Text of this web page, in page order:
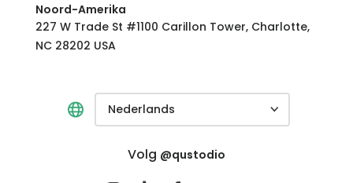
Noord-Amerika
227 W Trade St #1100 Carillon Tower, Charlotte,
NC 28202 USA
Nederlands
Volg @qustodio